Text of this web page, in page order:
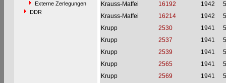
Externe Zerlegungen
DDR
Krauss-Maffei
16192 1942
Krauss-Maffei
16214 1942
Krupp
2530 1941
Krupp
2537 1941
Krupp
2539 1941
Krupp
2565 1941
Krupp
2569 1941